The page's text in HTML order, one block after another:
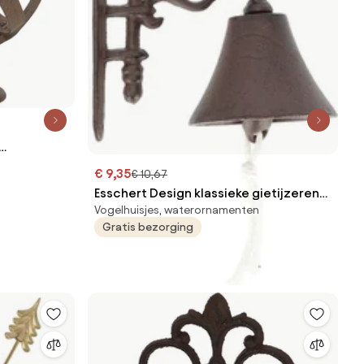
€ 9,35€ 10,67
Esschert Design klassieke gietijzeren
deurbel Flower
Vogelhuisjes, waterornamenten
Gratis bezorging